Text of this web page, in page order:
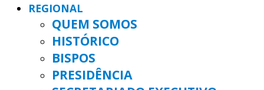
REGIONAL
QUEM SOMOS
HISTÓRICO
BISPOS
PRESIDÊNCIA